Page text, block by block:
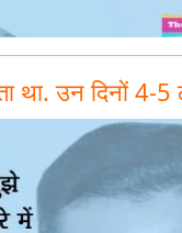
उन दिनों 4-5